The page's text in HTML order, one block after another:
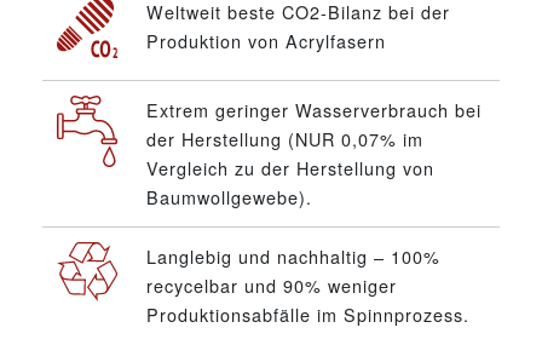
Weltweit beste CO2-Bilanz bei der
Produktion von Acrylfasern
Extrem geringer Wasserverbrauch bei
der Herstellung (NUR 0,07% im
Vergleich zu der Herstellung von
Baumwollgewebe).
Langlebig und nachhaltig – 100%
recycelbar und 90% weniger
Produktionsabfälle im Spinnprozess.